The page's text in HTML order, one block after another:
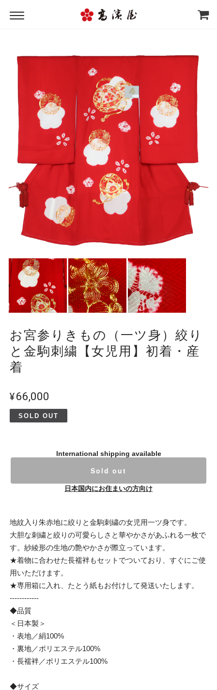
お宮参りきもの（一ツ身）絞り
と金駒刺繍【女児用】初着・産
着
¥66,000
SOLD OUT
International shipping available
Sold out
日本国内にお住まいの方向け
地紋入り朱赤地に絞りと金駒刺繍の女児用一ツ身です。
大胆な刺繍と絞りの可愛らしさと華やかさがあふれる一枚で
す。紗綾形の生地の艶やかさが際立っています。
★着物に合わせた長襦袢もセットでついており、すぐにご使
用いただけます。
★専用箱に入れ、たとう紙もお付けして発送いたします。
------------
◆品質
＜日本製＞
・表地／絹100%
・裏地／ポリエステル100%
・長襦袢／ポリエステル100%
◆サイズ